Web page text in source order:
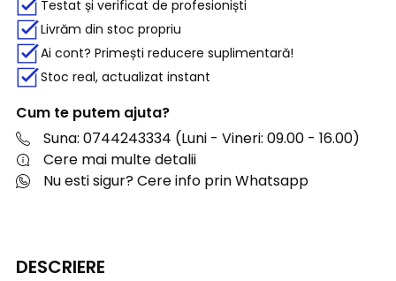
Testat și verificat de profesioniști
Livrăm din stoc propriu
Ai cont? Primești reducere suplimentară!
Stoc real, actualizat instant
Cum te putem ajuta?
Suna: 0744243334 (Luni - Vineri: 09.00 - 16.00)
Cere mai multe detalii
Nu esti sigur? Cere info prin Whatsapp
DESCRIERE